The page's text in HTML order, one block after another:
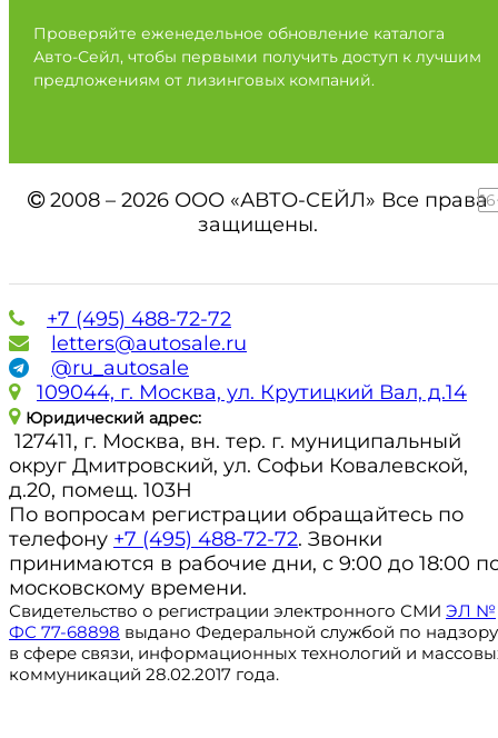
Проверяйте еженедельное обновление каталога
Авто-Сейл, чтобы первыми получить доступ к лучшим
предложениям от лизинговых компаний.
2008 – 2026 ООО «АВТО-СЕЙЛ» Все права
защищены.
+7 (495) 488-72-72
letters@autosale.ru
@ru_autosale
109044, г. Москва, ул. Крутицкий Вал, д.14
Юридический адрес:
127411, г. Москва, вн. тер. г. муниципальный
округ Дмитровский, ул. Софьи Ковалевской,
д.20, помещ. 103Н
По вопросам регистрации обращайтесь по
телефону +7 (495) 488-72-72. Звонки
принимаются в рабочие дни, с 9:00 до 18:00
московскому времени.
Свидетельство о регистрации электронного СМИ ЭЛ №
ФС 77-68898 выдано Федеральной службой по надзору
в сфере связи, информационных технологий и
коммуникаций 28.02.2017 года.